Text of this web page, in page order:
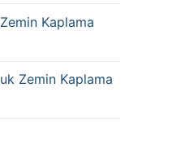
Kaplama
Zemin Kaplama